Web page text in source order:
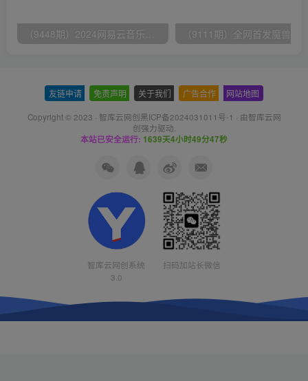
（9448期）2024网易云音乐人挂机项目，单机日入150+，无脑月入5000+
友链申请 免责声明 关于我们 广告合作 网站地图
Copyright © 2023 · 智库云网创黑ICP备2024031011号-1 · 由智库云网
创强力驱动.
本站已安全运行: 1639天4小时49分48秒
智库云网创系统
3.0
扫码加站长微信